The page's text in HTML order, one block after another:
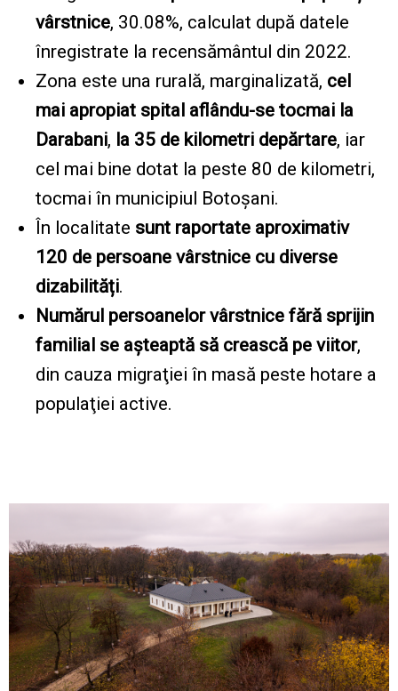
vârstnice, 30.08%, calculat după datele
înregistrate la recensământul din 2022.
Zona este una rurală, marginalizată, cel
mai apropiat spital aflându-se tocmai la
Darabani, la 35 de kilometri depărtare, iar
cel mai bine dotat la peste 80 de kilometri,
tocmai în municipiul Botoşani.
În localitate sunt raportate aproximativ
120 de persoane vârstnice cu diverse
dizabilități.
Numărul persoanelor vârstnice fără sprijin
familial se aşteaptă să crească pe viitor,
din cauza migraţiei în masă peste hotare a
populaţiei active.